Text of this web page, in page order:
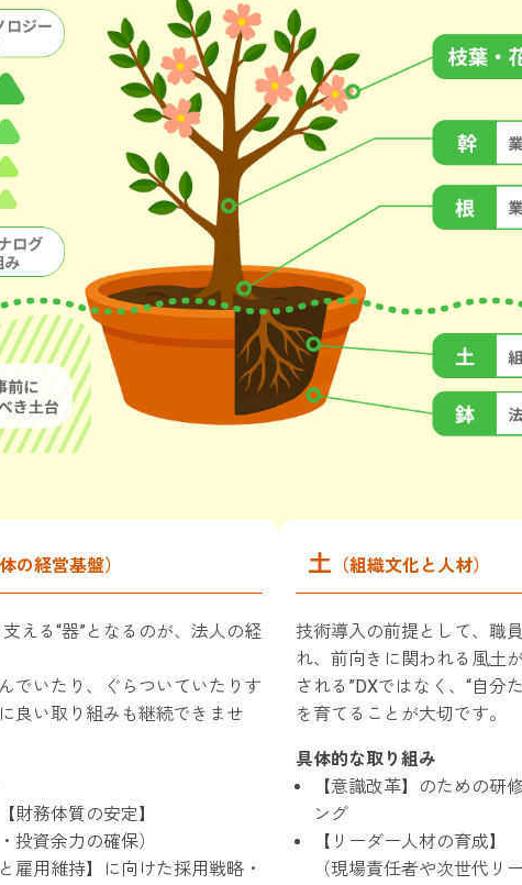
の経営基盤）
える“器”となるのが、法人の経
でいたり、ぐらついていたりす
良い取り組みも継続できませ
財務体質の安定】
投資余力の確保）
雇用維持】に向けた採用戦略・
土（組織文化と人材）
技術導入の前提として、職
れ、前向きに関われる風土
される”DXではなく、“自分
を育てることが大切です。
具体的な取り組み
【意識改革】のための研
ング
【リーダー人材の育成】
（現場責任者や次世代リ